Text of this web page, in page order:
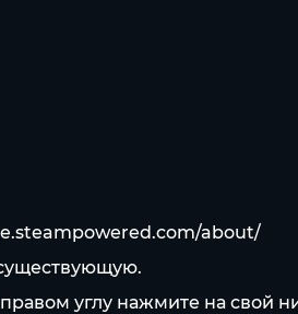
about/
углу нажмите на свой